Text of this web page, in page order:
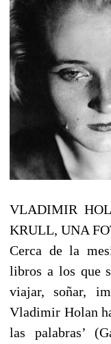
VLADIMIR
KRULL, UNA
Cerca de la
libros a los que
viajar, soñar,
Vladimir Holan
las palabras’